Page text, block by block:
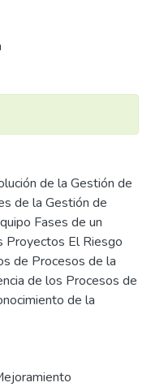
de la Gestión de
de la Gestión de
Fases de un
Proyectos El Riesgo
de Procesos de la
de los Procesos de
de la